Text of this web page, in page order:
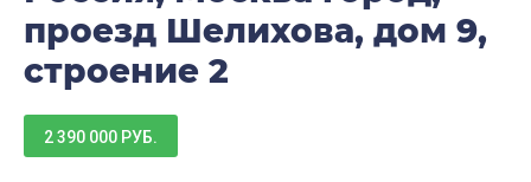
проезд Шелихова, дом 9,
строение 2
2 390 000 РУБ.